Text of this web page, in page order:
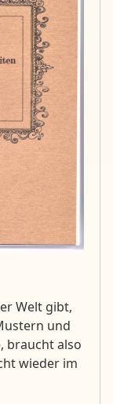
Welt gibt,
und
braucht also
wieder im